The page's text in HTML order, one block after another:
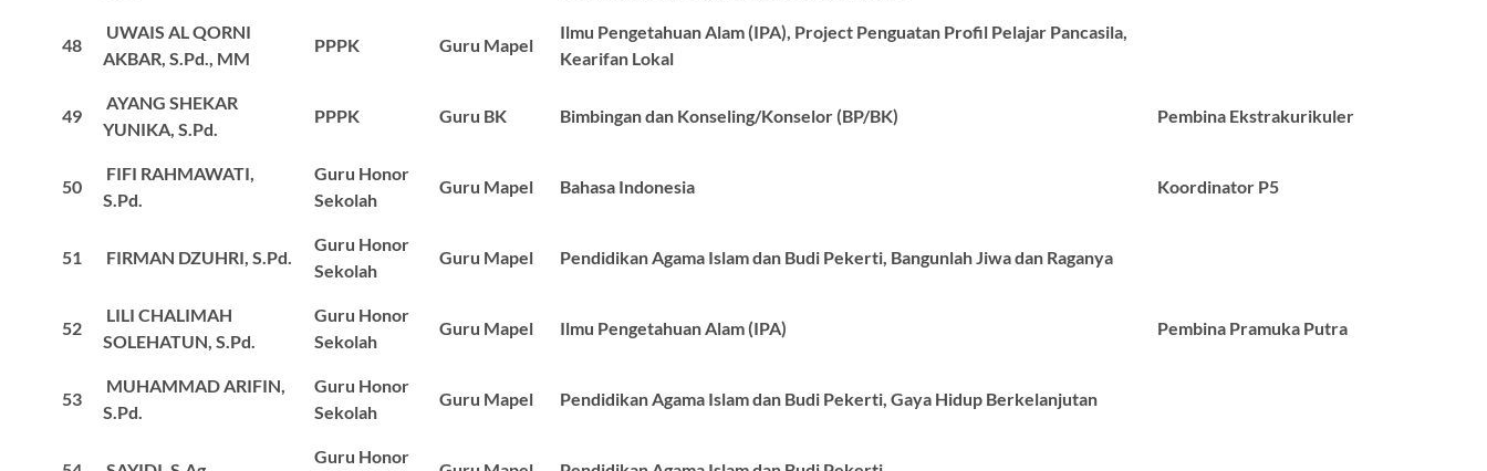
48
UWAIS AL QORNI
AKBAR, S.Pd., MM
PPPK Guru Mapel
Ilmu Pengetahuan Alam (IPA), Project Penguatan Profil Pelajar Pancasila,
Kearifan Lokal
49
AYANG SHEKAR
YUNIKA, S.Pd.
PPPK Guru BK Bimbingan dan Konseling/Konselor (BP/BK) Pembina Ekstrakurikuler
50
FIFI RAHMAWATI,
S.Pd.
Guru Honor
Sekolah
Guru Mapel Bahasa Indonesia Koordinator P5
51 FIRMAN DZUHRI, S.Pd.
Guru Honor
Sekolah
Guru Mapel Pendidikan Agama Islam dan Budi Pekerti, Bangunlah Jiwa dan Raganya
52
LILI CHALIMAH
SOLEHATUN, S.Pd.
Guru Honor
Sekolah
Guru Mapel Ilmu Pengetahuan Alam (IPA) Pembina Pramuka Putra
53
MUHAMMAD ARIFIN,
S.Pd.
Guru Honor
Sekolah
Guru Mapel Pendidikan Agama Islam dan Budi Pekerti, Gaya Hidup Berkelanjutan
Guru Honor